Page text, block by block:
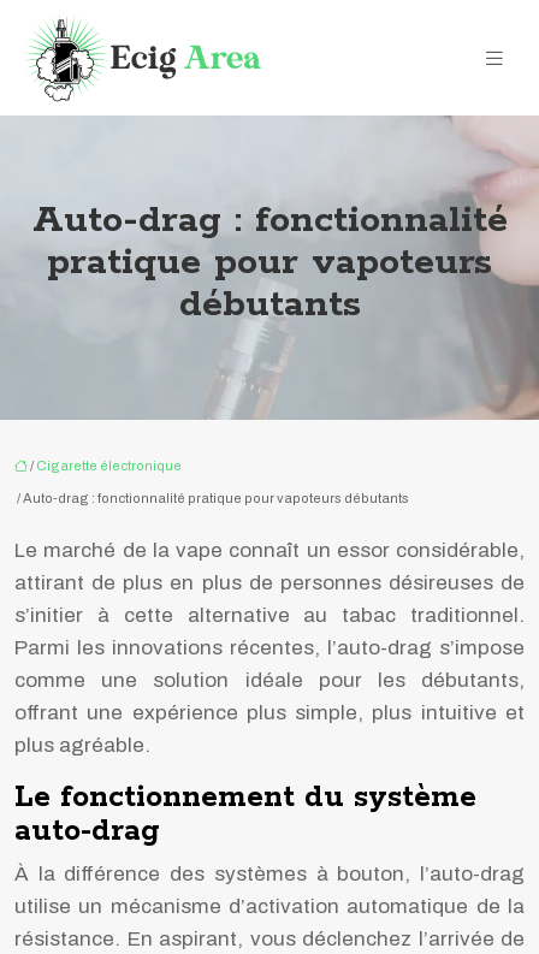
Auto-drag : fonctionnalité
pratique pour vapoteurs
débutants
/ Cigarette électronique
/ Auto-drag : fonctionnalité pratique pour vapoteurs débutants
Le marché de la vape connaît un essor considérable,
attirant de plus en plus de personnes désireuses de
s’initier à cette alternative au tabac traditionnel.
Parmi les innovations récentes, l’auto-drag s’impose
comme une solution idéale pour les débutants,
offrant une expérience plus simple, plus intuitive et
plus agréable.
Le fonctionnement du système
auto-drag
À la différence des systèmes à bouton, l’auto-drag
utilise un mécanisme d’activation automatique de la
résistance. En aspirant, vous déclenchez l’arrivée de